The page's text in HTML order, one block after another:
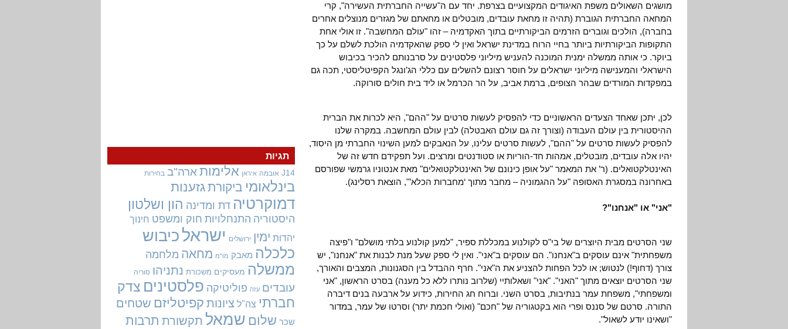
מושגים השאולים משפת האיגודים המקצועיים בצרפת. יחד עם ה"עשייה החברתית העשירה", קרי
המחאה החברתית הגוברת (תהיה זו מחאת עובדים, מובטלים או מחאתם של מגזרים מנוצלים אחרים
בחברה), הולכים וגוברים הזרמים הביקורתיים בתוך האקדמיה – זהו "עולם המחשבה". זו אולי אחת
התקופות הביקורתיות ביותר בחיי הרוח במדינת ישראל ואין לי ספק שהאקדמיה הולכת לשלם על כך
ביוקר. כי אותה ממשלה ימנית המוכנה להעניש מיליוני פלסטינים על סרבנותם להכיר בכיבוש
הישראלי והמענישה מיליוני ישראלים על חוסר רצונם להשלים עם כללי הג’ונגל הקפיטליסטי, תכה גם
במפקדות המורדים שבהר הצופים, ברמת אביב, על הר הכרמל או ליד בית חולים סורוקה.
לכן, יתכן שאחד הצעדים הראשוניים כדי להפסיק לעשות סרטים על "ההם", היא לכרות את הברית
ההיסטורית בין עולם העבודה (וצורך זה גם עולם האבטלה) לבין עולם המחשבה. במקרה שלנו
להפסיק לעשות סרטים על "ההם", לעשות סרטים עלינו, על הנאבקים למען השינוי החברתי מן היסוד,
יהיו אלה עובדים, מובטלים, אמהות חד-הוריות או סטודנטים ומרצים. ועל תפקידם חדש זה של
האינטלקטואלים. (ר’ את המאמר "על אופן כינונם של האינטלקטואלים" מאת אנטוניו גרמשי שפורסם
באחרונה במסגרת האסופה "על ההגמוניה – מחבר מתוך ‘מחברות הכלא’", הוצאת רסלינג).
"אני" או "אנחנו"?
שני הסרטים מבית היוצרים של בי"ס לקולנוע במכללת ספיר, "למען קולנוע בלתי מושלם" ו"פיצה
משפחתית" אינם עוסקים ב"אנחנו". הם עוסקים ב"אני". ואין לי ספק שעל מנת לבנות את "אנחנו", יש
צורך (דחוף!) לנטוש; או לכל הפחות להצניע את ה"אני". חרף ההבדל בין הסגנונות, המצבים והאורך,
שני הסרטים יוצאים מתוך "האני". "אני" ושאלותיי (שלרוב נותרו ללא כל מענה) בסרט הראשון, "אני
ומשפחתי", משפחת עמר בנתיבות, בסרט השני. וברוח חג החירות, כידוע על ארבעה בנים דיברה
התורה. סרטם של סננס ופרי הוא בקטגוריה של "חכם" (ואולי חכמת יתר) וסרטו של עמר, במדור
"ושאינו יודע לשאול".
תגיות
J14 אובמה איראן אלימות ארה"ב בחירות
בינלאומי ביקורתגזענות
דמוקרטיה דת ומדינה הון ושלטון
היסטוריה התנחלויות חוק ומשפט חינוך
יהדות ימין ירושלים ישראל כיבוש
כלכלה מאבק מו"מ מחאה מלחמה
ממשלה מעסיקים משכורת נתניהו סוריה
עובדים עזה פוליטיקה פלסטינים צדק
חברתי צה"ל ציונות קפיטליזם שטחים
שכר שלום שמאל תקשורת תרבות